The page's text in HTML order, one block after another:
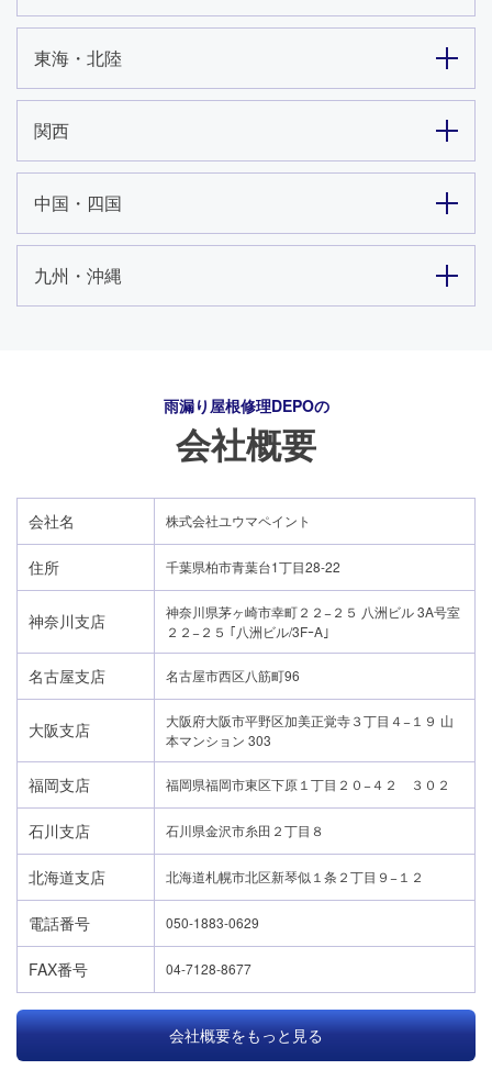
東海・北陸
関西
中国・四国
九州・沖縄
雨漏り屋根修理DEPOの
会社概要
会社名 株式会社ユウマペイント
住所 千葉県柏市青葉台1丁目28-22
神奈川支店
神奈川県茅ヶ崎市幸町２２−２５ 八洲ビル 3A号室
２２−２５ ｢八洲ビル/3FｰA｣
名古屋支店 名古屋市西区八筋町96
大阪支店
大阪府大阪市平野区加美正覚寺３丁目４−１９ 山
本マンション 303
福岡支店 福岡県福岡市東区下原１丁目２０−４２ ３０２
石川支店 石川県金沢市糸田２丁目８
北海道支店 北海道札幌市北区新琴似１条２丁目９−１２
電話番号 050-1883-0629
FAX番号 04-7128-8677
会社概要をもっと見る